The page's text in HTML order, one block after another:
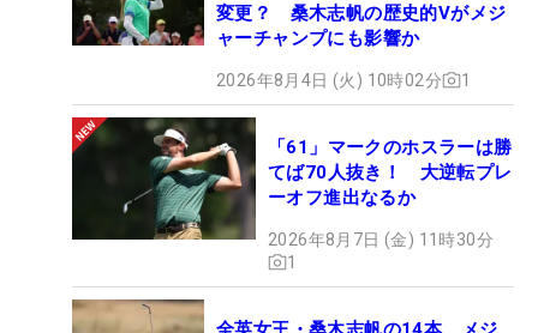
変更？ 桑木志帆の歴史的Vがメジ
ャーチャンプにも影響か
2026年8月4日 (火) 10時02分 1
「61」マークのホスラーは勝
てば70人抜き！ 大逆転プレ
ーオフ進出なるか
2026年8月7日 (金) 11時30分
1